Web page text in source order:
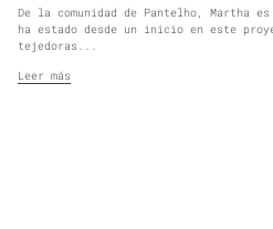
De la comunidad de Pantelho, Martha
ha estado desde un inicio en este
tejedoras...
Leer más